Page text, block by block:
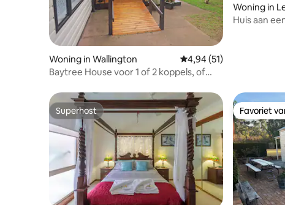
Woning in Wallington Gemiddelde beoordeling
4,94 (51)
Baytree House voor 1 of 2 koppels, of
Woning in
Huis aan
Superhost
Superhost Favoriet
Favoriet